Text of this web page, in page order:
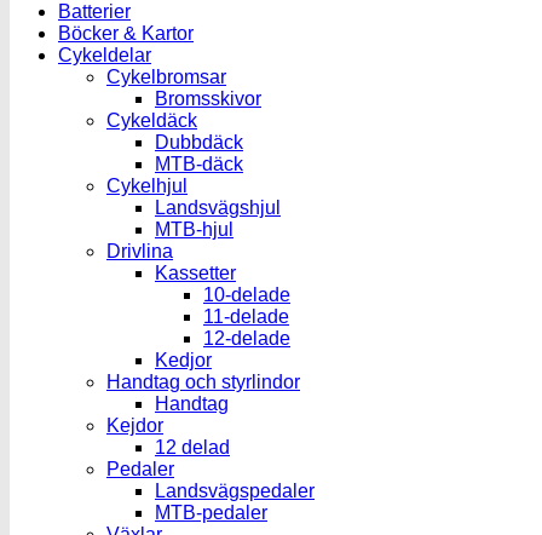
Batterier
Böcker & Kartor
Cykeldelar
Cykelbromsar
Bromsskivor
Cykeldäck
Dubbdäck
MTB-däck
Cykelhjul
Landsvägshjul
MTB-hjul
Drivlina
Kassetter
10-delade
11-delade
12-delade
Kedjor
Handtag och styrlindor
Handtag
Kejdor
12 delad
Pedaler
Landsvägspedaler
MTB-pedaler